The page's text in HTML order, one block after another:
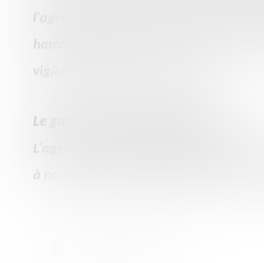
l'agent puisse être vicié lorsque la
harcèlement moral ou de
vigilance essentiel en pratique.
Le garde-fou du remboursement
L'agent ayant perçu l'ISRC doit la
à nouveau comme agent public dans